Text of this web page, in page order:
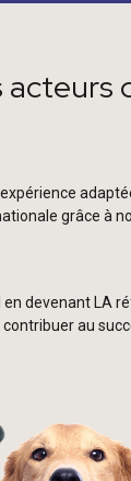
acteurs
grâce à
devenant LA
au